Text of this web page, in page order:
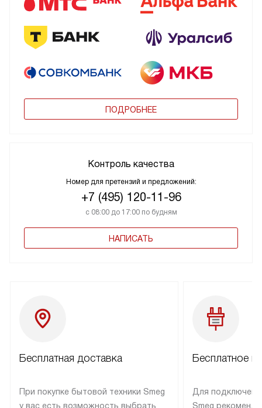
ПОДРОБНЕЕ
Контроль качества
Номер для претензий и предложений:
+7 (495) 120-11-96
с 08:00 до 17:00 по будням
НАПИСАТЬ
Бесплатная доставка
При покупке бытовой техники Smeg
у вас есть возможность выбрать
Бесплатное
Для
Smeg